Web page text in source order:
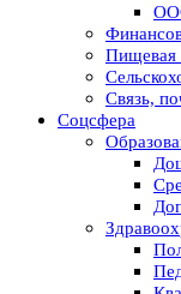
Пищевая
Связь,
Соцсфера